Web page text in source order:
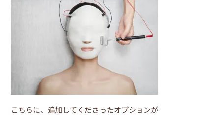
こちらに、追加してくださったオプションが